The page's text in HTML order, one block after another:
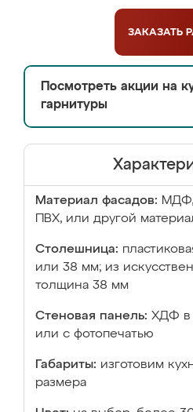
ЗАКАЗАТЬ
Посмотреть акции на
гарнитуры
Материал фасадов: МДФ,
ПВХ, или другой
Столешница:
или 38 мм; из
толщина 38 мм
Стеновая панель: ХДФ в
или с фотопечатью
Габариты: изготовим
размера